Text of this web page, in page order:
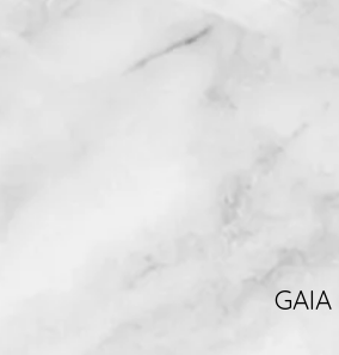
GAIA